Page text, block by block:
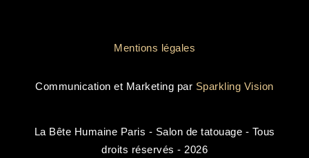
Mentions légales
Communication et Marketing par Sparkling Vision
La Bête Humaine Paris - Salon de tatouage - Tous
droits réservés - 2026